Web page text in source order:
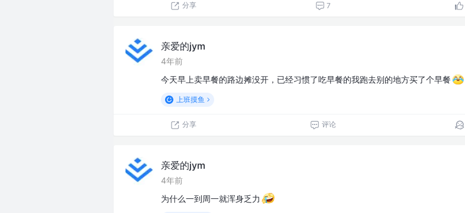
分享 7
亲爱的jym
4年前
今天早上卖早餐的路边摊没开，已经习惯了吃早餐的我跑去别的地方买了个早餐
上班摸鱼
分享 评论
亲爱的jym
4年前
为什么一到周一就浑身乏力